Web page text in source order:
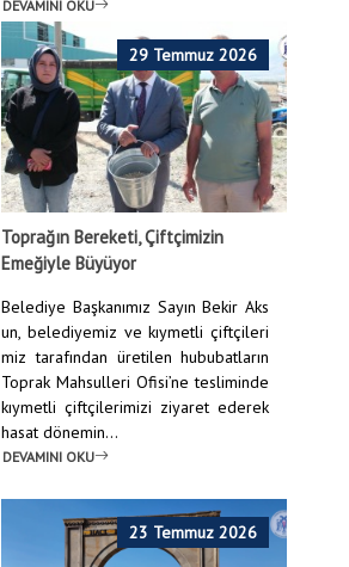
DEVAMINI OKU
29 Temmuz 2026
Toprağın Bereketi, Çiftçimizin
Emeğiyle Büyüyor
Belediye Başkanımız Sayın Bekir Aks
un, belediyemiz ve kıymetli çiftçileri
miz tarafından üretilen hububatların
Toprak Mahsulleri Ofisi’ne tesliminde
kıymetli çiftçilerimizi ziyaret ederek
hasat dönemin...
DEVAMINI OKU
23 Temmuz 2026